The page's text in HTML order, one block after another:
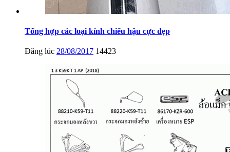
Tổng hợp các loại kính chiếu hậu cực đẹp
Đăng lúc 28/08/2017 14423